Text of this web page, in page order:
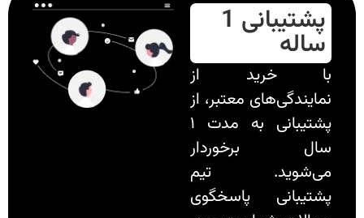
پشتیبانی 1
ساله
با خرید از
نمایندگی‌های معتبر، از
پشتیبانی به مدت ۱
سال برخوردار
می‌شوید. تیم
پشتیبانی پاسخگوی